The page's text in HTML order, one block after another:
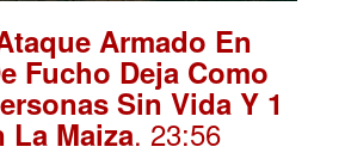
Armado En
Fucho Deja Como
Sin Vida Y 1
La Maiza. 23:56